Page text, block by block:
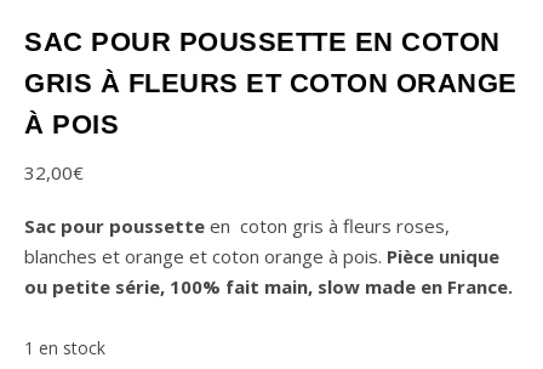
SAC POUR POUSSETTE EN COTON
GRIS À FLEURS ET COTON ORANGE
À POIS
32,00€
Sac pour poussette en coton gris à fleurs roses,
blanches et orange et coton orange à pois. Pièce unique
ou petite série, 100% fait main, slow made en France.
1 en stock